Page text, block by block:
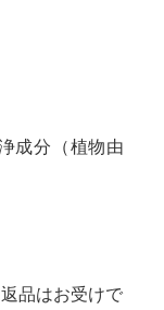
成分（植物由
品はお受けで